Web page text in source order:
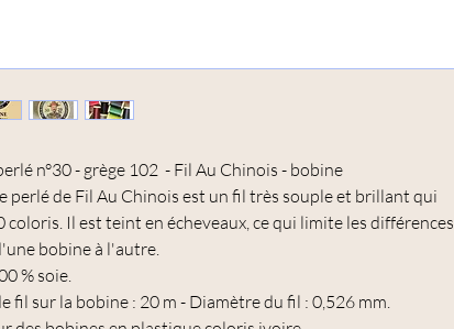
n°30 - grège 102 - Fil Au Chinois - bobine
perlé de Fil Au Chinois est un fil très souple et brillant qui
coloris. Il est teint en écheveaux, ce qui limite les différences
bobine à l'autre.
% soie.
fil sur la bobine : 20 m - Diamètre du fil : 0,526 mm.